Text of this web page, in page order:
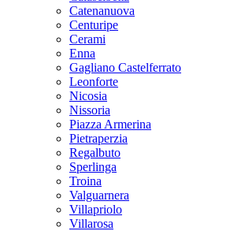
Catenanuova
Centuripe
Cerami
Enna
Gagliano Castelferrato
Leonforte
Nicosia
Nissoria
Piazza Armerina
Pietraperzia
Regalbuto
Sperlinga
Troina
Valguarnera
Villapriolo
Villarosa